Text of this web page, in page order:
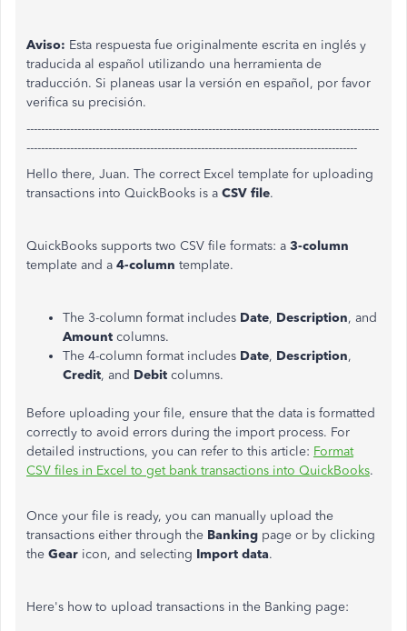
Aviso: Esta respuesta fue originalmente escrita en inglés y
traducida al español utilizando una herramienta de
traducción. Si planeas usar la versión en español, por favor
verifica su precisión.
-------------------------------------------------------------------------------------------------
-------------------------------------------------------------------------------------------
Hello there, Juan. The correct Excel template for uploading
transactions into QuickBooks is a CSV file.
QuickBooks supports two CSV file formats: a 3-column
template and a 4-column template.
The 3-column format includes Date, Description, and
Amount columns.
The 4-column format includes Date, Description,
Credit, and Debit columns.
Before uploading your file, ensure that the data is formatted
correctly to avoid errors during the import process. For
detailed instructions, you can refer to this article: Format
CSV files in Excel to get bank transactions into QuickBooks.
Once your file is ready, you can manually upload the
transactions either through the Banking page or by clicking
the Gear icon, and selecting Import data.
Here's how to upload transactions in the Banking page: